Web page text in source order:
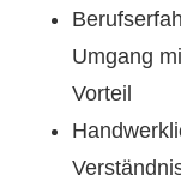
Umgang
Vorteil